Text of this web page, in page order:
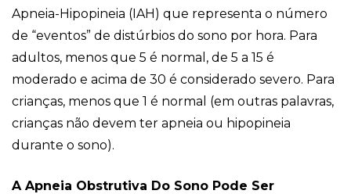
Apneia-Hipopineia (IAH) que representa o número
de “eventos” de distúrbios do sono por hora. Para
adultos, menos que 5 é normal, de 5 a 15 é
moderado e acima de 30 é considerado severo. Para
crianças, menos que 1 é normal (em outras palavras,
crianças não devem ter apneia ou hipopineia
durante o sono).
A Apneia Obstrutiva Do Sono Pode Ser